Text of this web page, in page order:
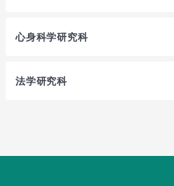
心身科学研究科
法学研究科